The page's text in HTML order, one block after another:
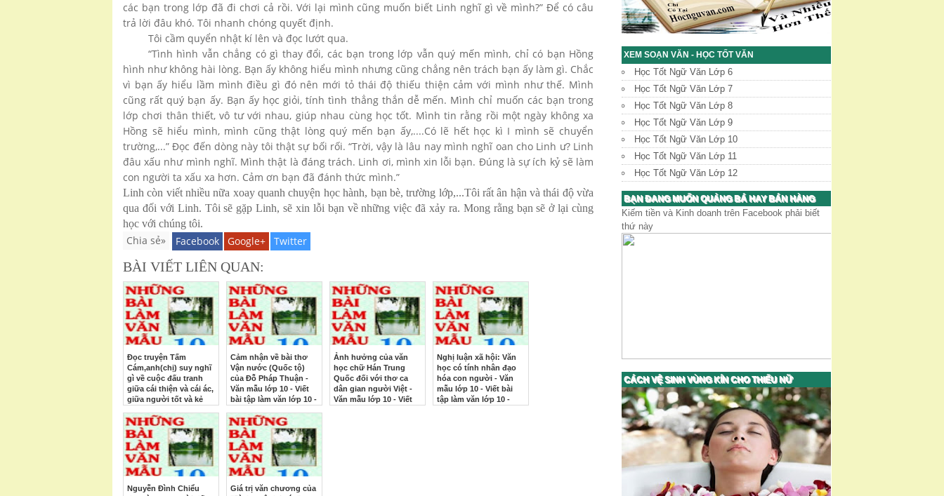
các bạn trong lớp đã đi chơi cả rồi. Với lại mình cũng muốn biết Linh nghĩ gì về mình?” Để có câu
trả lời đâu khó. Tôi nhanh chóng quyết định.
Tôi cầm quyển nhật kí lên và đọc lướt qua.
“Tình hình vẫn chẳng có gì thay đổi, các bạn trong lớp vẫn quý mến mình, chỉ có bạn Hồng
hình như không hài lòng. Bạn ấy không hiểu mình nhưng cũng chẳng nên trách bạn ấy làm gì. Chắc
vì bạn ấy hiểu lầm mình điều gì đó nên mới tỏ thái độ thiếu thiện cảm với mình như thế. Mình
cũng rất quý bạn ấy. Bạn ấy học giỏi, tính tình thẳng thắn dễ mến. Mình chỉ muốn các bạn trong
lớp chơi thân thiết, vô tư với nhau, giúp nhau cùng học tốt. Mình tin rằng rồi một ngày không xa
Hồng sẽ hiểu mình, mình cũng thật lòng quý mến bạn ấy,....Có lẽ hết học kì I mình sẽ chuyển
trường,...” Đọc đến dòng này tôi thật sự bối rối. “Trời, vậy là lâu nay mình nghĩ oan cho Linh ư? Linh
đâu xấu như mình nghĩ. Mình thật là đáng trách. Linh ơi, mình xin lỗi bạn. Đúng là sự ích kỷ sẽ làm
con người ta xấu xa hơn. Cảm ơn bạn đã đánh thức mình.”
Linh còn viết nhiều nữa xoay quanh chuyện học hành, bạn bè, trường lớp,...Tôi rất ân hận và thái độ vừa
qua đối với Linh. Tôi sẽ gặp Linh, sẽ xin lỗi bạn về những việc đã xảy ra. Mong rằng bạn sẽ ở lại cùng
học với chúng tôi.
Chia sẻ» Facebook Google+ Twitter
BÀI VIẾT LIÊN QUAN:
Đọc truyện Tấm
Cám,anh(chị) suy nghĩ
gì về cuộc đấu tranh
giữa cái thiện và cái ác,
giữa người tốt và kẻ
nay? - Văn mẫu lớp 10 -
Viết bài tập làm văn lớp
10 - Những bài văn hay
lớp 10
Cảm nhận về bài thơ
Vận nước (Quốc tộ)
của Đỗ Pháp Thuận -
Văn mẫu lớp 10 - Viết
bài tập làm văn lớp 10 -
10
Ảnh hưởng của văn
học chữ Hán Trung
Quốc đối với thơ ca
dân gian người Việt -
Văn mẫu lớp 10 - Viết
Nghị luận xã hội: Văn
học có tính nhân đạo
hóa con người - Văn
mẫu lớp 10 - Viết bài
tập làm văn lớp 10 -
Nguyễn Đình Chiểu
Giá trị văn chương của
XEM SOẠN VĂN - HỌC TỐT VĂN
Học Tốt Ngữ Văn Lớp 6
Học Tốt Ngữ Văn Lớp 7
Học Tốt Ngữ Văn Lớp 8
Học Tốt Ngữ Văn Lớp 9
Học Tốt Ngữ Văn Lớp 10
Học Tốt Ngữ Văn Lớp 11
Học Tốt Ngữ Văn Lớp 12
BẠN ĐANG MUỐN QUẢNG BÁ HAY BÁN HÀNG
Kiếm tiền và Kinh doanh trên Facebook phải biết
thứ này
CÁCH VỆ SINH VÙNG KÍN CHO THIẾU NỮ